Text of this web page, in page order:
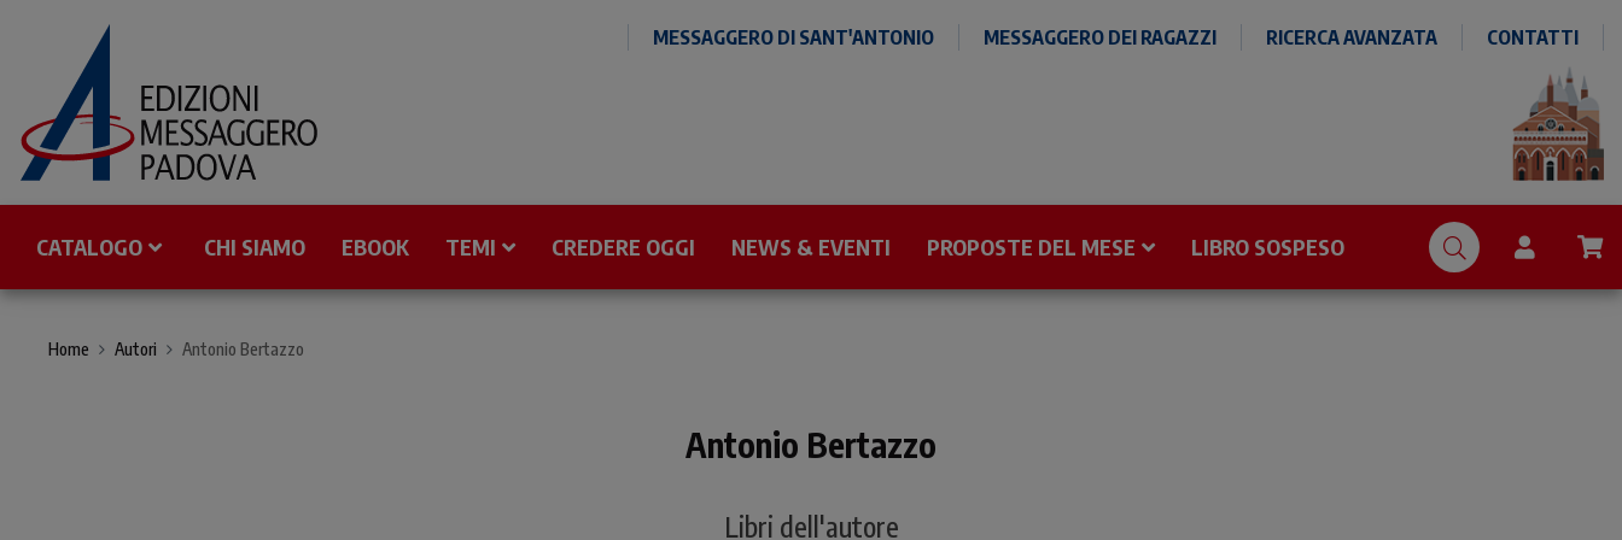
MESSAGGERO DI SANT'ANTONIO MESSAGGERO DEI RAGAZZI RICERCA AVANZATA CONTATTI
CATALOGO CHI SIAMO EBOOK TEMI CREDERE OGGI NEWS & EVENTI PROPOSTE DEL MESE LIBRO SOSPESO
Home Autori Antonio Bertazzo
Antonio Bertazzo
Libri dell'autore